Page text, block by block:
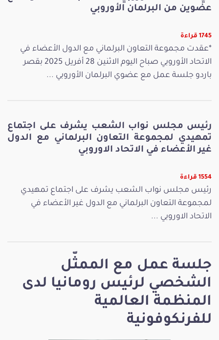
جلسة عمل مع الممثّل
الشخصي لرئيس رومانيا لدى
المنظمة العالمية
للفرنكوفونية
عضوين من البرلمان الأوروبي
1745 قراءة
*عقدت مجموعة التعاون البرلماني مع الدول الأعضاء في
الاتحاد الأوروبي صباح اليوم الاثنين 28 أفريل 2025 بقصر
باردو جلسة عمل مع عضوي البرلمان الأوروبي ...
رئيس مجلس نواب الشعب يشرف على اجتماع
تمهيدي لمجموعة التعاون البرلماني مع الدول
غير الأعضاء في الاتحاد الاوروبي
1554 قراءة
رئيس مجلس نواب الشعب يشرف على اجتماع تمهيدي
لمجموعة التعاون البرلماني مع الدول غير الأعضاء في
الاتحاد الاوروبي ...